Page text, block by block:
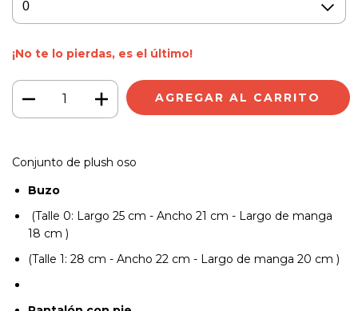
¡No te lo pierdas, es el último!
Conjunto de plush oso
Buzo
(Talle 0: Largo 25 cm - Ancho 21 cm - Largo de manga
18 cm )
(Talle 1: 28 cm - Ancho 22 cm - Largo de manga 20 cm )